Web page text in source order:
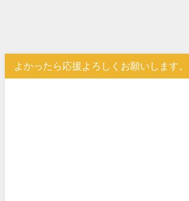
よかったら応援よろしくお願いします。